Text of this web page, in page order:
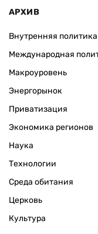
АРХИВ
Внутренняя политика
Международная
Макроуровень
Энергорынок
Приватизация
Экономика регионов
Наука
Технологии
Среда обитания
Церковь
Культура